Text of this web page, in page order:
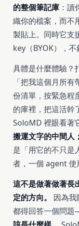
的整個筆記庫：讀
織你的檔案，而不
製貼上。同時它支
key（BYOK），不
具體是什麼體驗？
「把我這個月所
份清單，按緊急
的庫裡，把這活幹
SoloMD 裡眼看著
搬運文字的中間人
是「用它的不只是
者，一個 agent 使
這不是做著做著長
定的方向。
因為我
都得回答一個問